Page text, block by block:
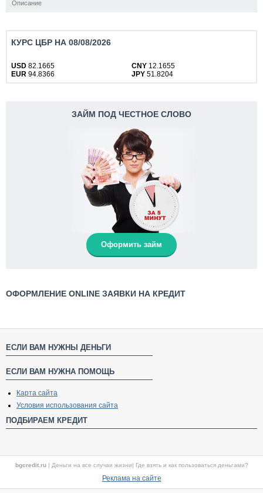
Описание
КУРС ЦБР НА 08/08/2026
USD 82.1665 CNY 12.1655
EUR 94.8366 JPY 51.8204
ЗАЙМ ПОД ЧЕСТНОЕ СЛОВО
Оформить займ
ОФОРМЛЕНИЕ ONLINE ЗАЯВКИ НА КРЕДИТ
ЕСЛИ ВАМ НУЖНЫ ДЕНЬГИ
ЕСЛИ ВАМ НУЖНА ПОМОЩЬ
Карта сайта
Условия использования сайта
ПОДБИРАЕМ КРЕДИТ
bgcredit.ru | Деньги на все случаи жизни| Где взять и как пользоваться деньгами?
Реклама на сайте